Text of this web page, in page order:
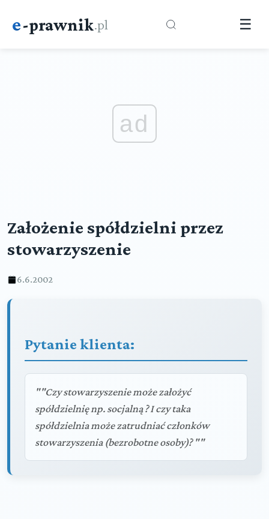
e-prawnik.pl ☰
ad
Założenie spółdzielni przez
stowarzyszenie
6.6.2002
Pytanie klienta:
""Czy stowarzyszenie może założyć
spółdzielnię np. socjalną ? I czy taka
spółdzielnia może zatrudniać członków
stowarzyszenia (bezrobotne osoby)? ""